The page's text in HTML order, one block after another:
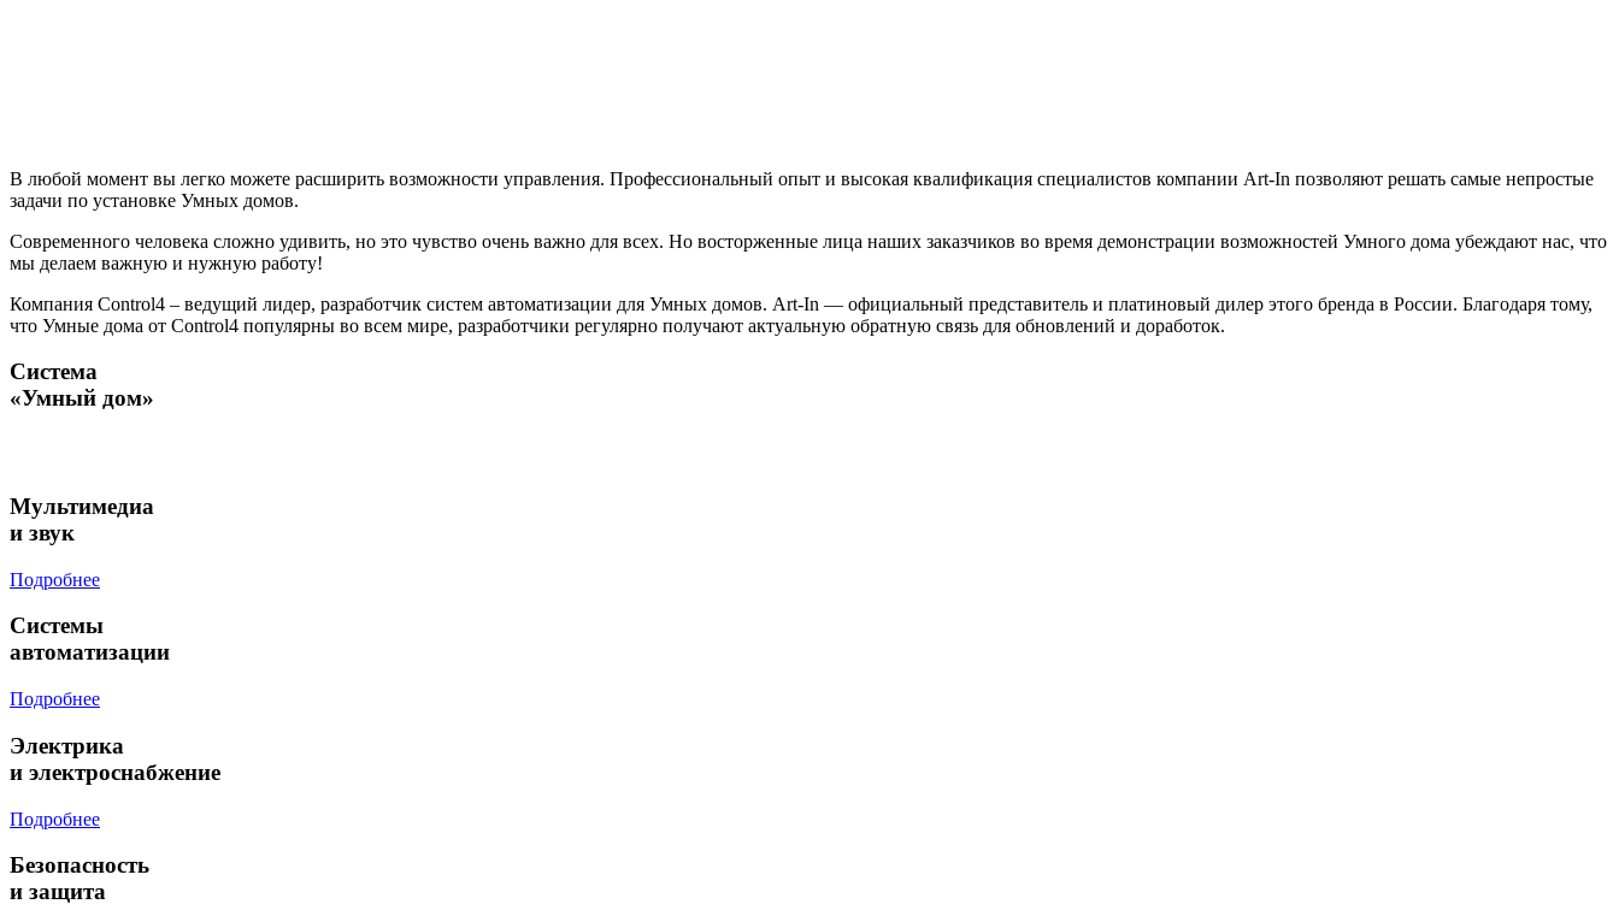
В любой момент вы легко можете расширить возможности управления. Профессиональный опыт и высокая квалификация специалистов компании Art-In позволяют решать самые непростые
задачи по установке Умных домов.
Современного человека сложно удивить, но это чувство очень важно для всех. Но восторженные лица наших заказчиков во время демонстрации возможностей Умного дома убеждают нас, что
мы делаем важную и нужную работу!
Компания Control4 – ведущий лидер, разработчик систем автоматизации для Умных домов. Art-In — официальный представитель и платиновый дилер этого бренда в России. Благодаря тому,
что Умные дома от Control4 популярны во всем мире, разработчики регулярно получают актуальную обратную связь для обновлений и доработок.
Система
«Умный дом»
Мультимедиа
и звук
Подробнее
Системы
автоматизации
Подробнее
Электрика
и электроснабжение
Подробнее
Безопасность
и защита